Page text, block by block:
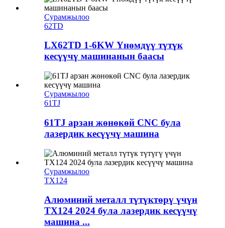
Сурамжылоо
62TD
LX62TD 1-6KW Үнөмдүү түтүк
кесүүчү машинанын баасы
Сурамжылоо
61TJ
61TJ арзан жөнөкөй CNC була
лазердик кесүүчү машина
Сурамжылоо
TX124
Алюминий металл түтүктөрү үчүн
TX124 2024 була лазердик кесүүчү
машина ...